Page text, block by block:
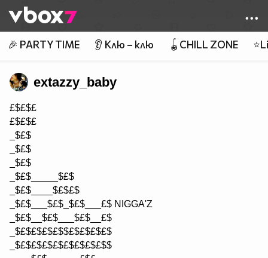
👾
🎉 PARTY TIME 👂 Клю – клю 🪀CHILL ZONE
extazzy_baby
£$£$£
£$£$£
_$£$
_$£$
_$£$
_$£$_____$£$
_$£$____$£$£$
_$£$___$£$_$£$___£$ NIGGA'Z
_$£$__$£$___$£$__£$
_$£$£$£$£$$£$£$£$£$
_$£$£$£$£$£$£$£$£$$